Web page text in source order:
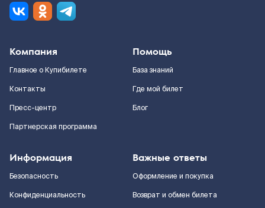
Компания
Главное о Купибилете
Контакты
Пресс-центр
Партнерская программа
Помощь
База знаний
Где мой билет
Блог
Информация
Безопасность
Конфиденциальность
Важные ответы
Оформление и покупка
Возврат и обмен билета